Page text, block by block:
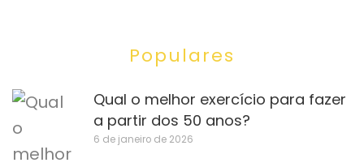
Populares
Qual o melhor exercício para fazer
a partir dos 50 anos?
6 de janeiro de 2026